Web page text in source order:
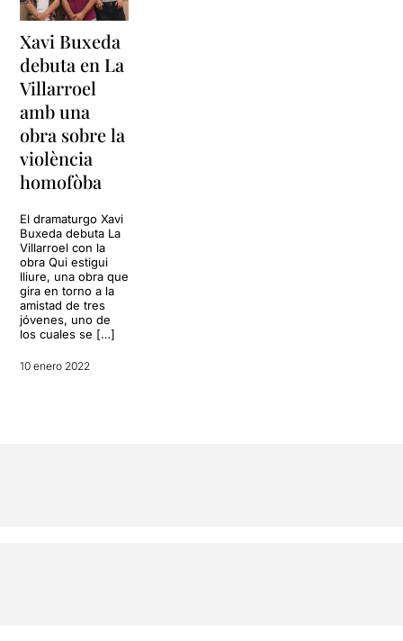
Xavi Buxeda
debuta en La
Villarroel
amb una
obra sobre la
violència
homofòba
El dramaturgo Xavi
Buxeda debuta La
Villarroel con la
obra Qui estigui
lliure, una obra que
gira en torno a la
amistad de tres
jóvenes, uno de
los cuales se […]
10 enero 2022